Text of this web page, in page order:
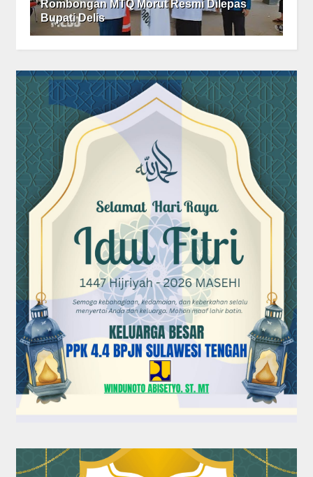
Rombongan MTQ Morut Resmi Dilepas
Bupati Delis